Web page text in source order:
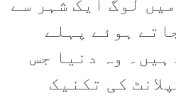
لوگ ایک شہر سے
ہوئے پہلے
وہ دنیا جس
کی تکنیک